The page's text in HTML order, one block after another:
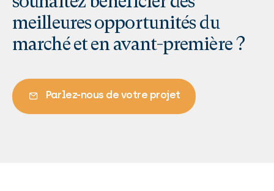
meilleures opportunités du
marché et en avant-première ?
Parlez-nous de votre projet